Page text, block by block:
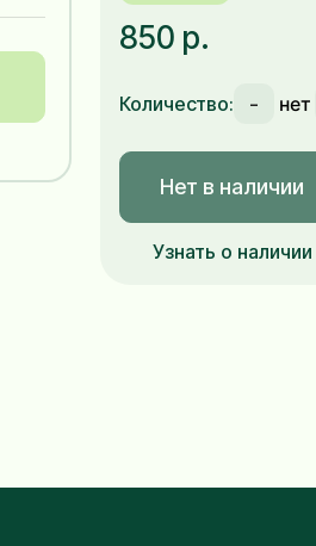
850 р.
Количество: -
Нет в наличии
Узнать о наличии